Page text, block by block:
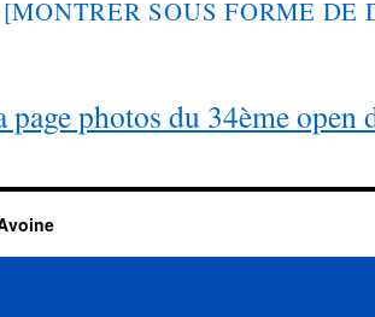
[MONTRER SOUS FORME
page photos du 34ème open